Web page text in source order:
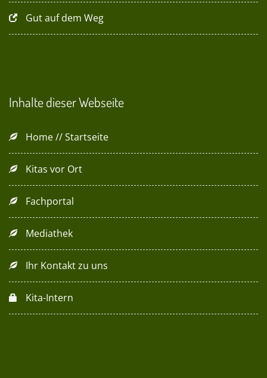
Gut auf dem Weg
Inhalte dieser Webseite
Home // Startseite
Kitas vor Ort
Fachportal
Mediathek
Ihr Kontakt zu uns
Kita-Intern